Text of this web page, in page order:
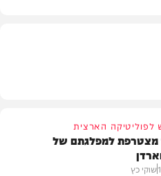
הארצית
מצטרפת למפלגתם של
שוקי כץ